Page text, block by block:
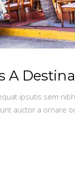
A
ipsutis sem
auctor a ornare